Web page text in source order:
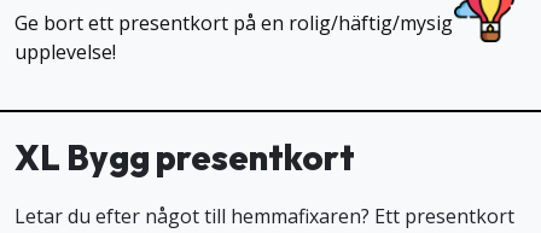
Ge bort ett presentkort på en rolig/häftig/mysig
upplevelse!
XL Bygg presentkort
Letar du efter något till hemmafixaren? Ett presentkort